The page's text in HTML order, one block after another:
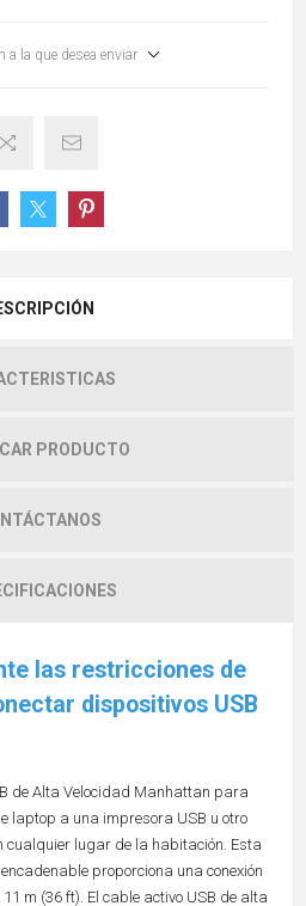
a la que desea enviar
PRODUCTO
las restricciones de
dispositivos USB
de Alta Velocidad Manhattan para
laptop a una impresora USB u otro
cualquier lugar de la habitación. Esta
proporciona una conexión
m (36 ft). El cable activo USB de alta